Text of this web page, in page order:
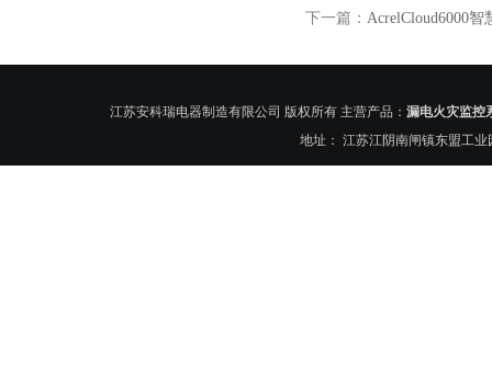
下一篇： AcrelCloud6000
江苏安科瑞电器制造有限公司 版权所有 主营产品： 漏电火灾监控
地址： 江苏江阴南闸镇东盟工业